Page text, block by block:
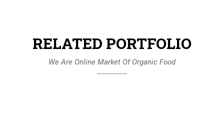
RELATED PORTFOLIO
We Are Online Market Of Organic Food